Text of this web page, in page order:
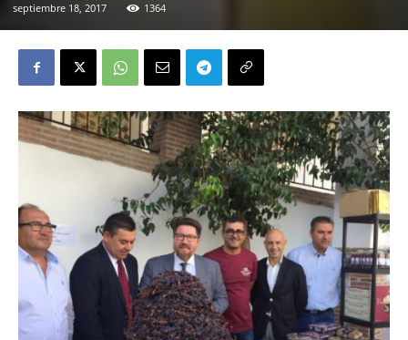
septiembre 18, 2017 1364